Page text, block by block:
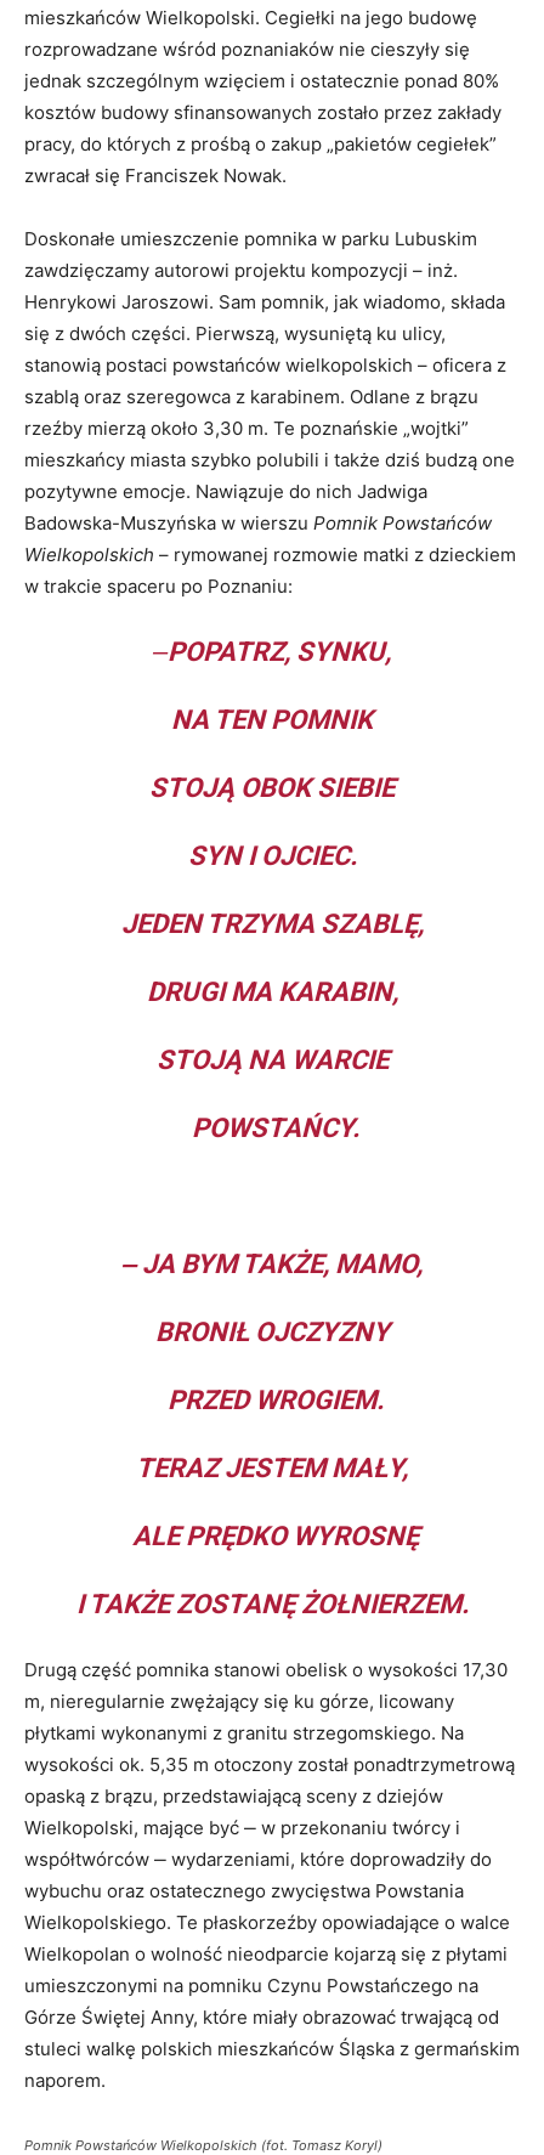
mieszkańców Wielkopolski. Cegiełki na jego budowę
rozprowadzane wśród poznaniaków nie cieszyły się
jednak szczególnym wzięciem i ostatecznie ponad 80%
kosztów budowy sfinansowanych zostało przez zakłady
pracy, do których z prośbą o zakup „pakietów cegiełek”
zwracał się Franciszek Nowak.
Doskonałe umieszczenie pomnika w parku Lubuskim
zawdzięczamy autorowi projektu kompozycji – inż.
Henrykowi Jaroszowi. Sam pomnik, jak wiadomo, składa
się z dwóch części. Pierwszą, wysuniętą ku ulicy,
stanowią postaci powstańców wielkopolskich – oficera z
szablą oraz szeregowca z karabinem. Odlane z brązu
rzeźby mierzą około 3,30 m. Te poznańskie „wojtki”
mieszkańcy miasta szybko polubili i także dziś budzą one
pozytywne emocje. Nawiązuje do nich Jadwiga
Badowska-Muszyńska w wierszu Pomnik Powstańców
Wielkopolskich – rymowanej rozmowie matki z dzieckiem
w trakcie spaceru po Poznaniu:
‒POPATRZ, SYNKU,
NA TEN POMNIK
STOJĄ OBOK SIEBIE
SYN I OJCIEC.
JEDEN TRZYMA SZABLĘ,
DRUGI MA KARABIN,
STOJĄ NA WARCIE
POWSTAŃCY.
‒ JA BYM TAKŻE, MAMO,
BRONIŁ OJCZYZNY
PRZED WROGIEM.
TERAZ JESTEM MAŁY,
ALE PRĘDKO WYROSNĘ
I TAKŻE ZOSTANĘ ŻOŁNIERZEM.
Drugą część pomnika stanowi obelisk o wysokości 17,30
m, nieregularnie zwężający się ku górze, licowany
płytkami wykonanymi z granitu strzegomskiego. Na
wysokości ok. 5,35 m otoczony został ponadtrzymetrową
opaską z brązu, przedstawiającą sceny z dziejów
Wielkopolski, mające być ‒ w przekonaniu twórcy i
współtwórców ‒ wydarzeniami, które doprowadziły do
wybuchu oraz ostatecznego zwycięstwa Powstania
Wielkopolskiego. Te płaskorzeźby opowiadające o walce
Wielkopolan o wolność nieodparcie kojarzą się z płytami
umieszczonymi na pomniku Czynu Powstańczego na
Górze Świętej Anny, które miały obrazować trwającą od
stuleci walkę polskich mieszkańców Śląska z germańskim
naporem.
Pomnik Powstańców Wielkopolskich (fot. Tomasz Koryl)